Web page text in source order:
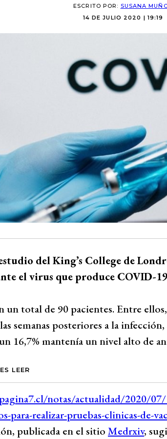
ESCRITO POR: SUSANA
14 DE JULIO 2020 | 19:19
del King’s College de
el virus que produce COVID-
un total de 90 pacientes. Entre
semanas posteriores a la
16,7% mantenía un nivel alto de
LEER
publicada en el sitio Medrxiv,